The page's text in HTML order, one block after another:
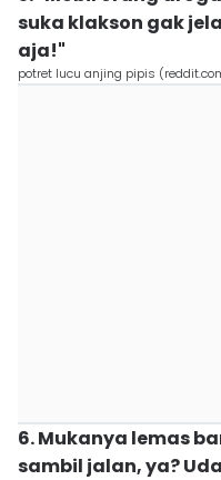
suka klakson gak
aja!"
potret lucu anjing pipis
6. Mukanya lemas
sambil jalan, ya?